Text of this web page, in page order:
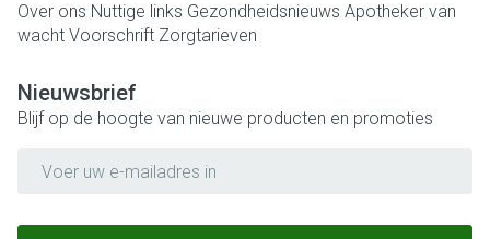
Over ons Nuttige links Gezondheidsnieuws Apotheker van
wacht Voorschrift Zorgtarieven
Nieuwsbrief
Blijf op de hoogte van nieuwe producten en promoties